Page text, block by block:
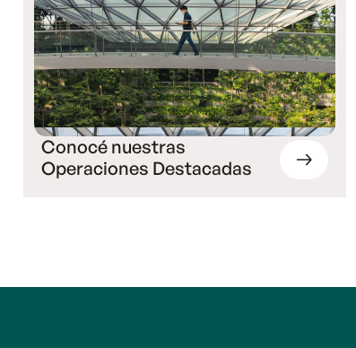
Conocé nuestras
Operaciones Destacadas